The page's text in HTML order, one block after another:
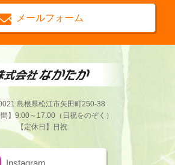
メールフォーム
島根県松江市矢田町250-38
間】9:00～17:00（日祝をのぞく）
【定休日】日祝
Instagram